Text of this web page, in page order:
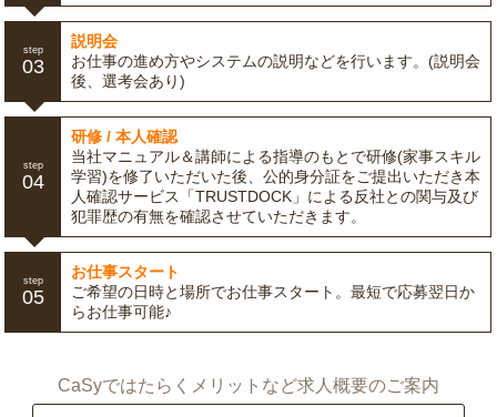
step
03
説明会
お仕事の進め方やシステムの説明などを行います。(説明会
後、選考会あり)
step
04
研修 / 本人確認
当社マニュアル＆講師による指導のもとで研修(家事スキル
学習)を修了いただいた後、公的身分証をご提出いただき本
人確認サービス「TRUSTDOCK」による反社との関与及び
犯罪歴の有無を確認させていただきます。
step
05
お仕事スタート
ご希望の日時と場所でお仕事スタート。最短で応募翌日か
らお仕事可能♪
CaSyではたらくメリットなど求人概要のご案内